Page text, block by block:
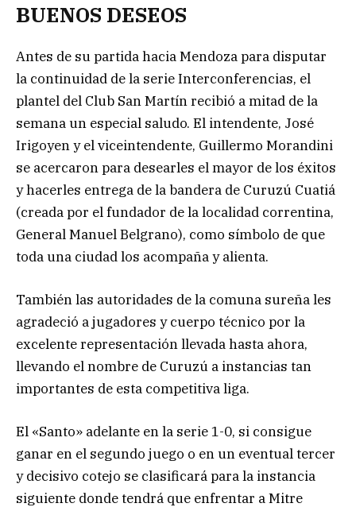
BUENOS DESEOS
Antes de su partida hacia Mendoza para disputar
la continuidad de la serie Interconferencias, el
plantel del Club San Martín recibió a mitad de la
semana un especial saludo. El intendente, José
Irigoyen y el viceintendente, Guillermo Morandini
se acercaron para desearles el mayor de los éxitos
y hacerles entrega de la bandera de Curuzú Cuatiá
(creada por el fundador de la localidad correntina,
General Manuel Belgrano), como símbolo de que
toda una ciudad los acompaña y alienta.
También las autoridades de la comuna sureña les
agradeció a jugadores y cuerpo técnico por la
excelente representación llevada hasta ahora,
llevando el nombre de Curuzú a instancias tan
importantes de esta competitiva liga.
El «Santo» adelante en la serie 1-0, si consigue
ganar en el segundo juego o en un eventual tercer
y decisivo cotejo se clasificará para la instancia
siguiente donde tendrá que enfrentar a Mitre